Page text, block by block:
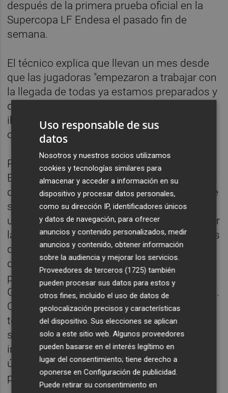
después de la primera prueba oficial en la
Supercopa LF Endesa el pasado fin de
semana.
El técnico explica que llevan un mes desde
que las jugadoras "empezaron a trabajar con
la llegada de todas ya estamos preparados y
dispuestos para empezar esta temporada
ilusionante y que además que sea aquí en
casa en la Fonteta".
Repitiendo el rival de la Supercopa LF
Endesa y preguntado por la posible similitud
del partido, Burgos analiza que seguramente
será parecido pero "nosotros llegamos con
una semana más de preparación, de conocer
las circunstancias para este partido como es
que no vamos a poder contar con nuestras
dos cincos, por la lesión de Raquel que se
produjo en la Supercopa y la baja de Marie
Gülich, además de la ausencia de María Pina.
Con estas circunstancias hemos trabajado
toda la semana con la máxima ilusión,
siguiendo adaptando a las nuevas
incorporaciones y poniendo en forma a las
últimas en llegar, así que a tope para este
partido".
Uso responsable de sus
datos
Nosotros y nuestros socios utilizamos
cookies y tecnologías similares para
almacenar y acceder a información en su
dispositivo y procesar datos personales,
como su dirección IP, identificadores únicos
y datos de navegación, para ofrecer
anuncios y contenido personalizados, medir
anuncios y contenido, obtener información
sobre la audiencia y mejorar los servicios.
Proveedores de terceros (1725) también
pueden procesar sus datos para estos y
otros fines, incluido el uso de datos de
geolocalización precisos y características
del dispositivo. Sus elecciones se aplican
solo a este sitio web. Algunos proveedores
pueden basarse en el interés legítimo en
lugar del consentimiento; tiene derecho a
oponerse enConfiguración de publicidad.
Puede retirar su consentimiento en